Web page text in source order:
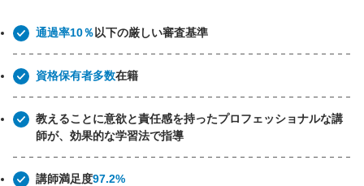
通過率10％ 以下の厳しい審査基準
資格保有者多数在籍
教えることに意欲と責任感を持ったプロフェッショナルな講
師が、効果的な学習法で指導
講師満足度97.2%